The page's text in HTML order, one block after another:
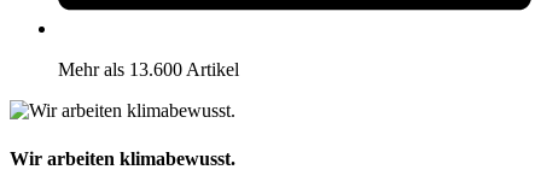
Mehr als 13.600 Artikel
Wir arbeiten klimabewusst.